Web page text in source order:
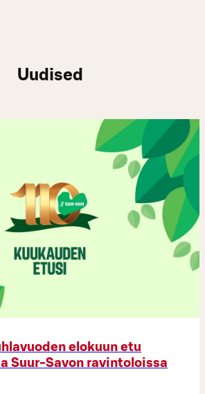
Uudised
elokuun etu
Suur-Savon ravintoloissa